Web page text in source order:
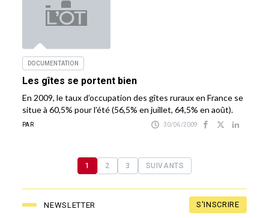
DOCUMENTATION
Les gîtes se portent bien
En 2009, le taux d’occupation des gîtes ruraux en France se
situe à 60,5% pour l’été (56,5% en juillet, 64,5% en août).
PAR 30/06/2009
1 2 3 SUIVANTS
NEWSLETTER S'INSCRIRE